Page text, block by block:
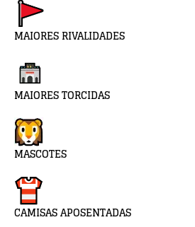
MAIORES RIVALIDADES
MAIORES TORCIDAS
MASCOTES
CAMISAS APOSENTADAS